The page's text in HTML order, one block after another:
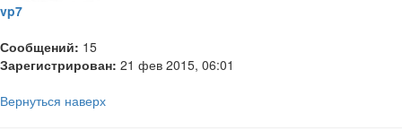
vp7
Сообщений: 15
Зарегистрирован: 21 фев 2015, 06:01
Вернуться наверх